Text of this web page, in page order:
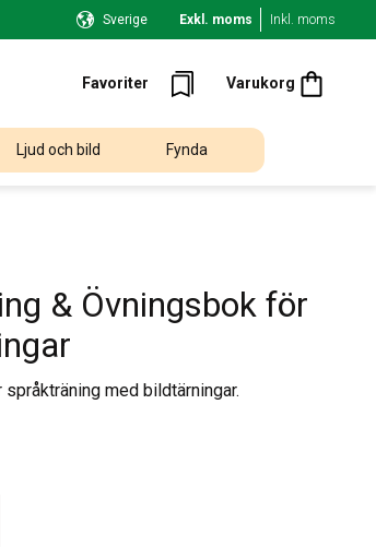
Sverige Exkl. moms Inkl. moms
Favoriter Varukorg
Favoriter
Ljud och bild Fynda
& Övningsbok för
med bildtärningar.